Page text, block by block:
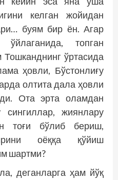
келган жойидан
буям бир ён. Агар
топган
ўртасида
ҳовли, Бўстонлиғу
олтита дала ҳовли
Ота эрта оламдан
сингиллар, жиянлару
тоғи бўлиб бериш,
оёққа қўйиш
шартми?
деганларга ҳам йўқ